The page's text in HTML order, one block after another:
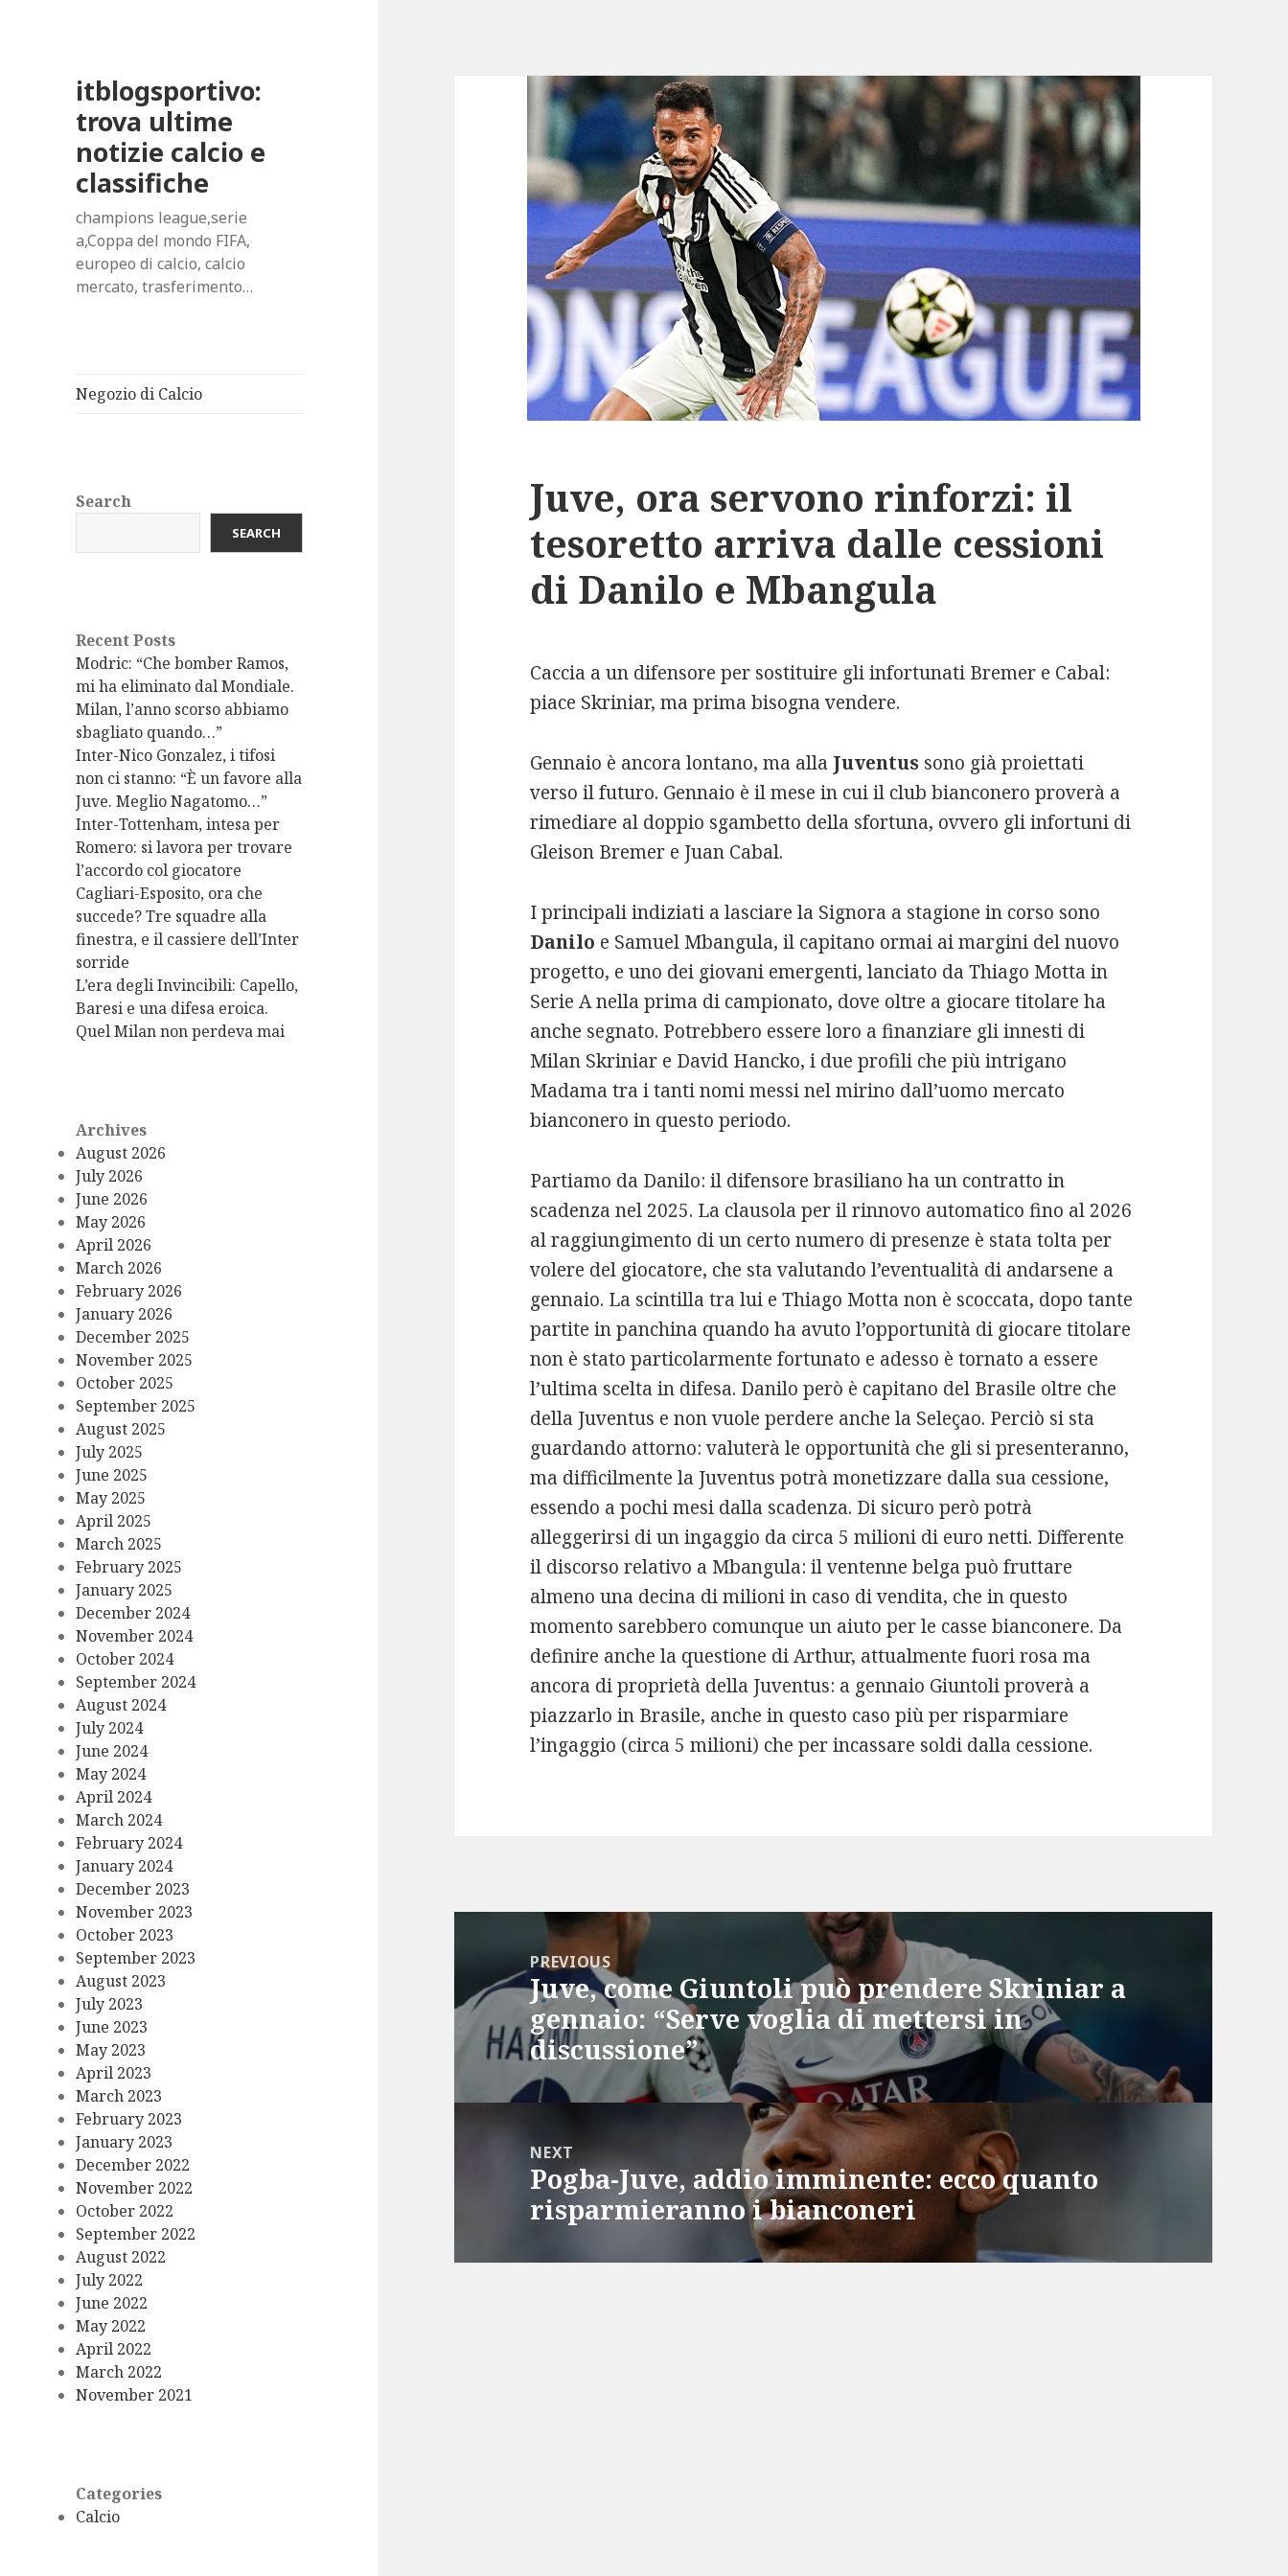
itblogsportivo:
trova ultime
notizie calcio e
classifiche
champions league,serie
a,Coppa del mondo FIFA,
europeo di calcio, calcio
mercato, trasferimento…
Negozio di Calcio
Search
SEARCH
Recent Posts
Modric: “Che bomber Ramos,
mi ha eliminato dal Mondiale.
Milan, l’anno scorso abbiamo
sbagliato quando…”
Inter-Nico Gonzalez, i tifosi
non ci stanno: “È un favore alla
Juve. Meglio Nagatomo…”
Inter-Tottenham, intesa per
Romero: si lavora per trovare
l’accordo col giocatore
Cagliari-Esposito, ora che
succede? Tre squadre alla
finestra, e il cassiere dell’Inter
sorride
L’era degli Invincibili: Capello,
Baresi e una difesa eroica.
Quel Milan non perdeva mai
Archives
August 2026
July 2026
June 2026
May 2026
April 2026
March 2026
February 2026
January 2026
December 2025
November 2025
October 2025
September 2025
August 2025
July 2025
June 2025
May 2025
April 2025
March 2025
February 2025
January 2025
December 2024
November 2024
October 2024
September 2024
August 2024
July 2024
June 2024
May 2024
April 2024
March 2024
February 2024
January 2024
December 2023
November 2023
October 2023
September 2023
August 2023
July 2023
June 2023
May 2023
April 2023
March 2023
February 2023
January 2023
December 2022
November 2022
October 2022
September 2022
August 2022
July 2022
June 2022
May 2022
April 2022
March 2022
November 2021
Categories
Calcio
Juve, ora servono rinforzi: il
tesoretto arriva dalle cessioni
di Danilo e Mbangula
Caccia a un difensore per sostituire gli infortunati Bremer e Cabal:
piace Skriniar, ma prima bisogna vendere.
Gennaio è ancora lontano, ma alla Juventus sono già proiettati
verso il futuro. Gennaio è il mese in cui il club bianconero proverà a
rimediare al doppio sgambetto della sfortuna, ovvero gli infortuni di
Gleison Bremer e Juan Cabal.
I principali indiziati a lasciare la Signora a stagione in corso sono
Danilo e Samuel Mbangula, il capitano ormai ai margini del nuovo
progetto, e uno dei giovani emergenti, lanciato da Thiago Motta in
Serie A nella prima di campionato, dove oltre a giocare titolare ha
anche segnato. Potrebbero essere loro a finanziare gli innesti di
Milan Skriniar e David Hancko, i due profili che più intrigano
Madama tra i tanti nomi messi nel mirino dall’uomo mercato
bianconero in questo periodo.
Partiamo da Danilo: il difensore brasiliano ha un contratto in
scadenza nel 2025. La clausola per il rinnovo automatico fino al 2026
al raggiungimento di un certo numero di presenze è stata tolta per
volere del giocatore, che sta valutando l’eventualità di andarsene a
gennaio. La scintilla tra lui e Thiago Motta non è scoccata, dopo tante
partite in panchina quando ha avuto l’opportunità di giocare titolare
non è stato particolarmente fortunato e adesso è tornato a essere
l’ultima scelta in difesa. Danilo però è capitano del Brasile oltre che
della Juventus e non vuole perdere anche la Seleçao. Perciò si sta
guardando attorno: valuterà le opportunità che gli si presenteranno,
ma difficilmente la Juventus potrà monetizzare dalla sua cessione,
essendo a pochi mesi dalla scadenza. Di sicuro però potrà
alleggerirsi di un ingaggio da circa 5 milioni di euro netti. Differente
il discorso relativo a Mbangula: il ventenne belga può fruttare
almeno una decina di milioni in caso di vendita, che in questo
momento sarebbero comunque un aiuto per le casse bianconere. Da
definire anche la questione di Arthur, attualmente fuori rosa ma
ancora di proprietà della Juventus: a gennaio Giuntoli proverà a
piazzarlo in Brasile, anche in questo caso più per risparmiare
l’ingaggio (circa 5 milioni) che per incassare soldi dalla cessione.
navigationPREVIOUS
Previous
post:
Juve, come Giuntoli può prendere Skriniar a
gennaio: “Serve voglia di mettersi in
discussione”
NEXT
Next
post:
Pogba-Juve, addio imminente: ecco quanto
risparmieranno i bianconeri